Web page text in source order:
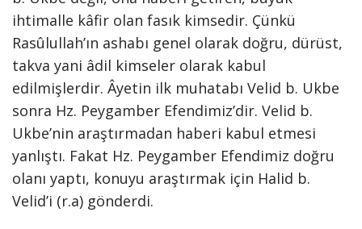
ihtimalle kâfir olan fasık kimsedir. Çünkü
Rasûlullah’ın ashabı genel olarak doğru, dürüst,
takva yani âdil kimseler olarak kabul
edilmişlerdir. Âyetin ilk muhatabı Velid b. Ukbe
sonra Hz. Peygamber Efendimiz’dir. Velid b.
Ukbe’nin araştırmadan haberi kabul etmesi
yanlıştı. Fakat Hz. Peygamber Efendimiz doğru
olanı yaptı, konuyu araştırmak için Halid b.
Velid’i (r.a) gönderdi.